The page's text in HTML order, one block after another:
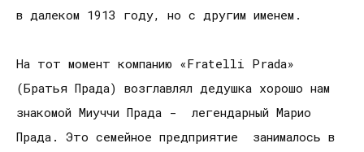
в далеком 1913 году, но с другим именем.
На тот момент компанию «Fratelli Prada»
(Братья Прада) возглавлял дедушка хорошо нам
знакомой Миуччи Прада - легендарный Марио
Прада. Это семейное предприятие занималось в